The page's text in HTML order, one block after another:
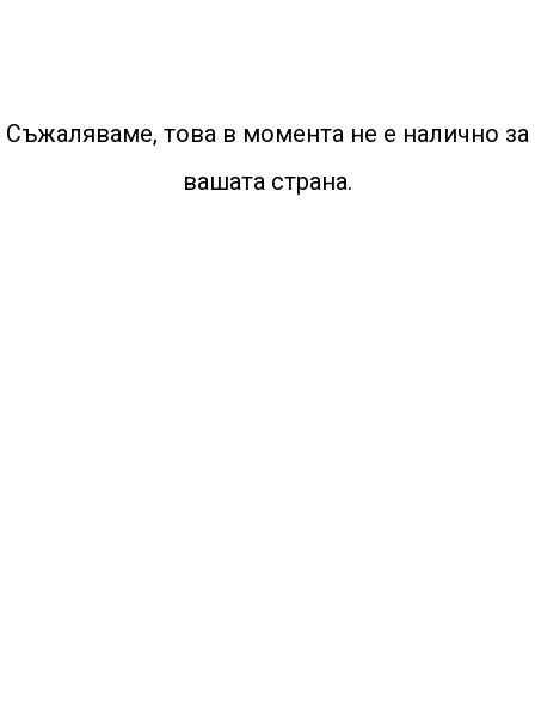
Съжаляваме, това в момента не е налично за
вашата страна.